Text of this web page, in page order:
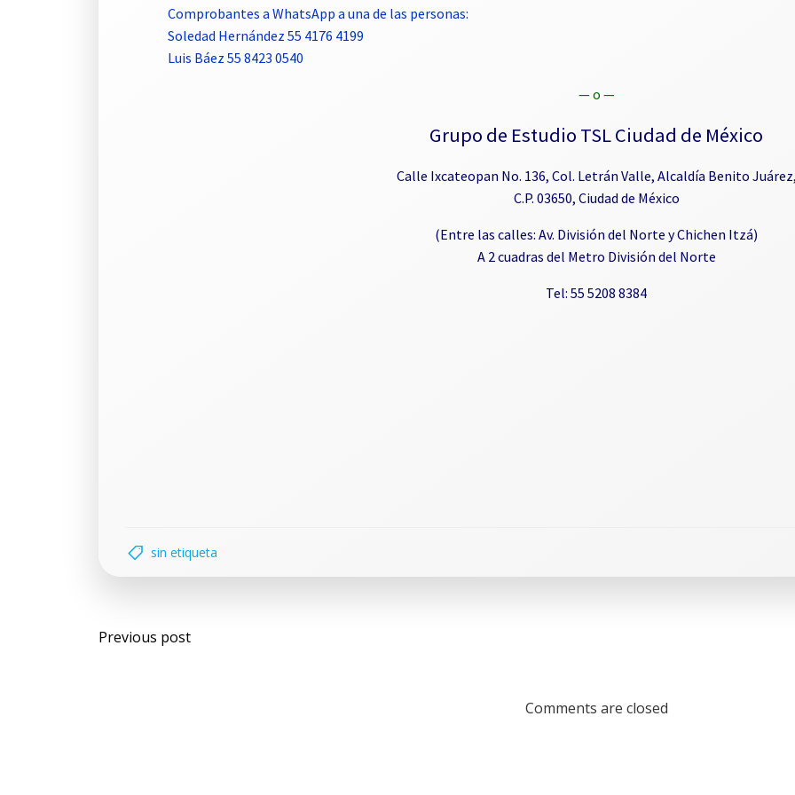
Comprobantes a WhatsApp a una de las personas:
Soledad Hernández 55 4176 4199
Luis Báez 55 8423 0540
— o —
Grupo de Estudio TSL Ciudad de México
Calle Ixcateopan No. 136, Col. Letrán Valle, Alcaldía Benito
C.P. 03650, Ciudad de México
(Entre las calles: Av. División del Norte y Chichen Itzá)
A 2 cuadras del Metro División del Norte
Tel: 55 5208 8384
sin etiqueta
Previous post
Comments are closed